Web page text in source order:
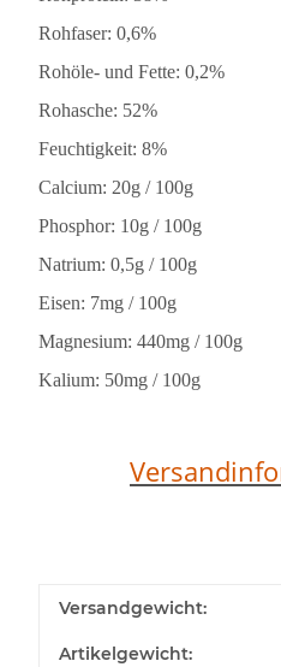
Rohfaser: 0,6%
Rohöle- und Fette: 0,2%
Rohasche: 52%
Feuchtigkeit: 8%
Calcium: 20g / 100g
Phosphor: 10g / 100g
Natrium: 0,5g / 100g
Eisen: 7mg / 100g
Magnesium: 440mg / 100g
Kalium: 50mg / 100g
Versandgewicht:
Artikelgewicht: